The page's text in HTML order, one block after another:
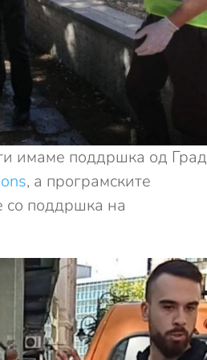
имаме поддршка од Град
, а програмските
со поддршка на